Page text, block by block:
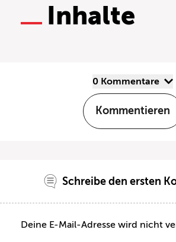
Inhalte
0 Kommentare
Kommentieren
Schreibe den ersten
Deine E-Mail-Adresse wird nicht